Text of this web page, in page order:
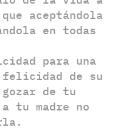
aceptándola
en todas
para una
felicidad de su
de tu
tu madre no